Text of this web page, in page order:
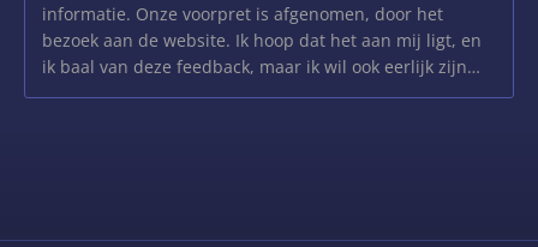
informatie. Onze voorpret is afgenomen, door het
bezoek aan de website. Ik hoop dat het aan mij ligt, en
ik baal van deze feedback, maar ik wil ook eerlijk zijn…